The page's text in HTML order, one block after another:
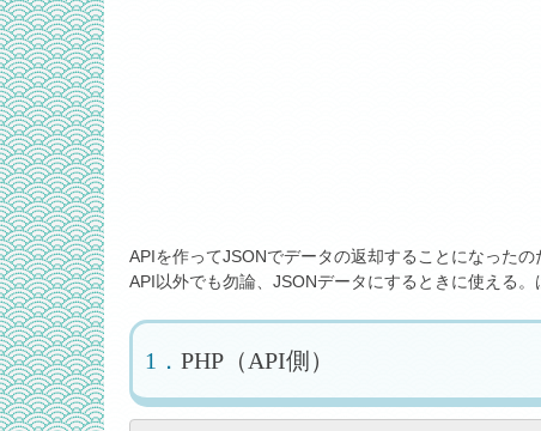
APIを作ってJSONでデータの返却することになったの
API以外でも勿論、JSONデータにするときに使える。
PHP（API側）